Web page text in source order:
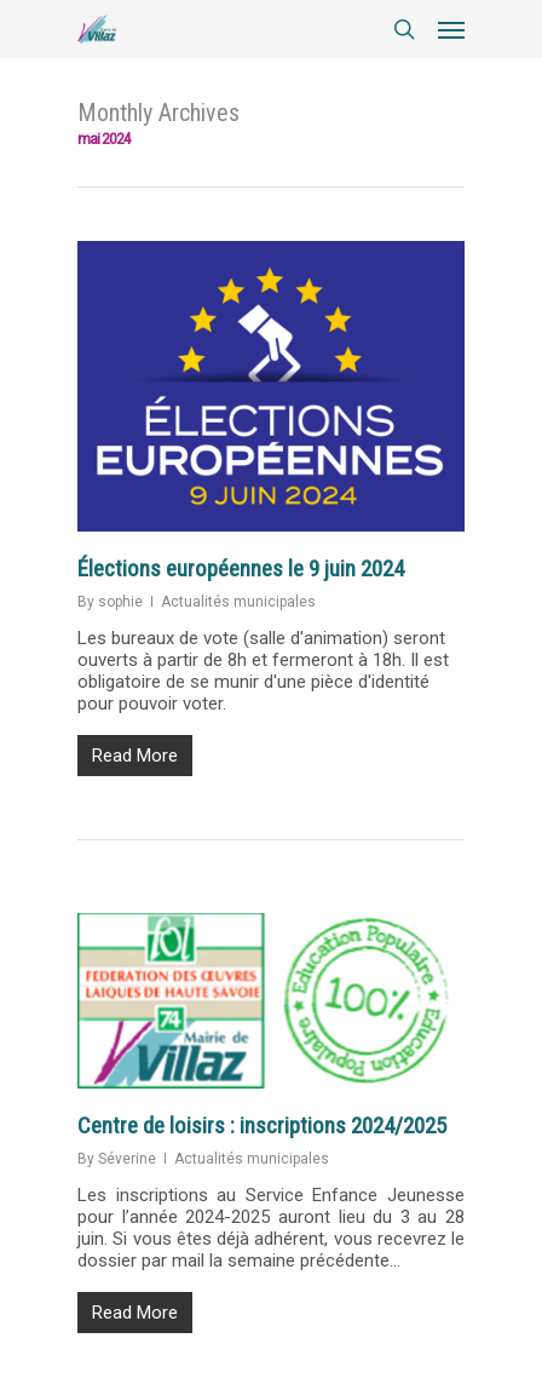
Monthly Archives
mai 2024
Élections européennes le 9 juin 2024
By sophie Actualités municipales
Les bureaux de vote (salle d'animation) seront
ouverts à partir de 8h et fermeront à 18h. Il est
obligatoire de se munir d'une pièce d'identité
pour pouvoir voter.
Read More
Centre de loisirs : inscriptions 2024/2025
By Séverine Actualités municipales
Les inscriptions au Service Enfance Jeunesse
pour l’année 2024-2025 auront lieu du 3 au 28
juin. Si vous êtes déjà adhérent, vous recevrez le
dossier par mail la semaine précédente…
Read More